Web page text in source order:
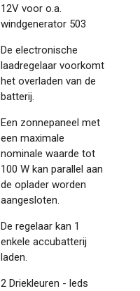
12V voor o.a.
windgenerator 503
De electronische
laadregelaar voorkomt
het overladen van de
batterij.
Een zonnepaneel met
een maximale
nominale waarde tot
100 W kan parallel aan
de oplader worden
aangesloten.
De regelaar kan 1
enkele accubatterij
laden.
2 Driekleuren - leds